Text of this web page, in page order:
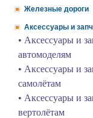
Железные дороги
Аксессуары и
• Аксессуары и
автомоделям
• Аксессуары и
самолётам
• Аксессуары и
вертолётам